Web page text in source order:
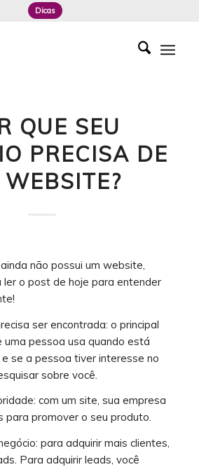
Dicas
QUE SEU
PRECISA DE
não possui um website,
ler o post de hoje para entender
ser encontrada: o principal
uma pessoa usa quando está
se a pessoa tiver interesse no
sobre você.
com um site, sua empresa
para promover o seu produto.
para adquirir mais clientes,
Para adquirir leads, você